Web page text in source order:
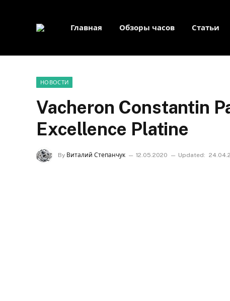
Главная Обзоры часов Статьи
НОВОСТИ
Vacheron Constantin
Excellence Platine
By Виталий Степанчук 12.05.2020 Updated: